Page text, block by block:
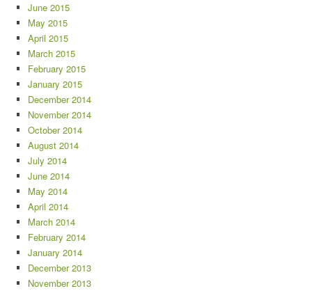
June 2015
May 2015
April 2015
March 2015
February 2015
January 2015
December 2014
November 2014
October 2014
August 2014
July 2014
June 2014
May 2014
April 2014
March 2014
February 2014
January 2014
December 2013
November 2013